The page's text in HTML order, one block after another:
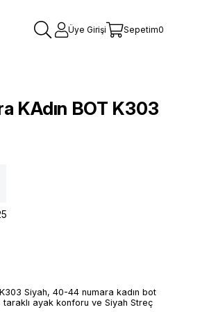
Üye Girişi Sepetim0
KAdın BOT K303
Siyah, 40-44 numara kadın bot
taraklı ayak konforu ve Siyah Streç